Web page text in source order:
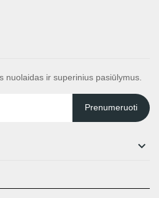
nuolaidas ir superinius pasiūlymus.
Prenumeruoti
